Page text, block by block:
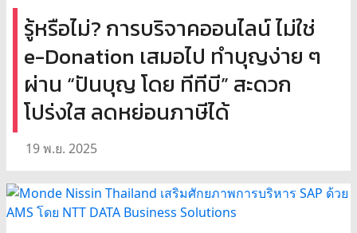
รู้หรือไม่? การบริจาคออนไลน์ ไม่ใช่
e-Donation เสมอไป ทำบุญง่าย ๆ
ผ่าน “ปันบุญ โดย ทีทีบี” สะดวก
โปร่งใส ลดหย่อนภาษีได้
19 พ.ย. 2025